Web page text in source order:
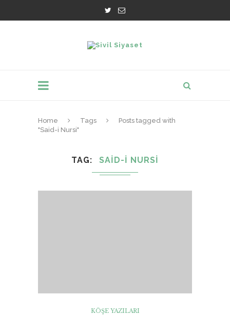
Home Tags
Posts tagged with
"Said-i Nursi"
TAG SAID-I NURSI
KÖŞE YAZILARI